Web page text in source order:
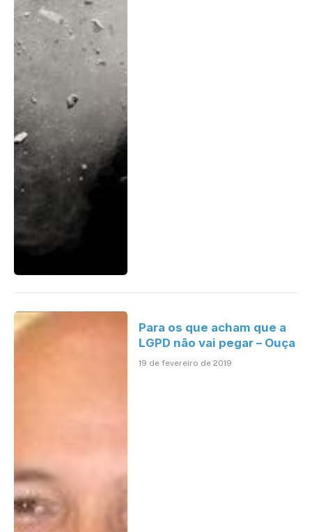
Para os que acham que a
LGPD não vai pegar – Ouça
19 de fevereiro de 2019